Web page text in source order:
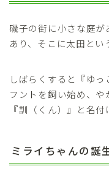
磯子の街に小さな庭
あり、そこに太田とい
しばらくすると『ゆ
フントを飼い始め、や
『訓（くん）』と名付
ミライちゃんの誕